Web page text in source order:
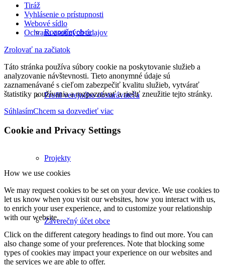
Rozpočet obce
Profil verejného obstarávateľa
Projekty
Záverečný účet obce
Tiráž
Vyhlásenie o prístupnosti
Webové sídlo
Ochrana osobných údajov
Zrolovať na začiatok
Táto stránka používa súbory cookie na poskytovanie služieb a
analyzovanie návštevnosti. Tieto anonymné údaje sú
zaznamenávané s cieľom zabezpečiť kvalitu služieb, vytvárať
štatistiky používania a rozpoznávať a riešiť zneužitie tejto stránky.
SúhlasímChcem sa dozvedieť viac
Cookie and Privacy Settings
How we use cookies
We may request cookies to be set on your device. We use cookies to
let us know when you visit our websites, how you interact with us,
to enrich your user experience, and to customize your relationship
with our website.
Click on the different category headings to find out more. You can
also change some of your preferences. Note that blocking some
types of cookies may impact your experience on our websites and
the services we are able to offer.